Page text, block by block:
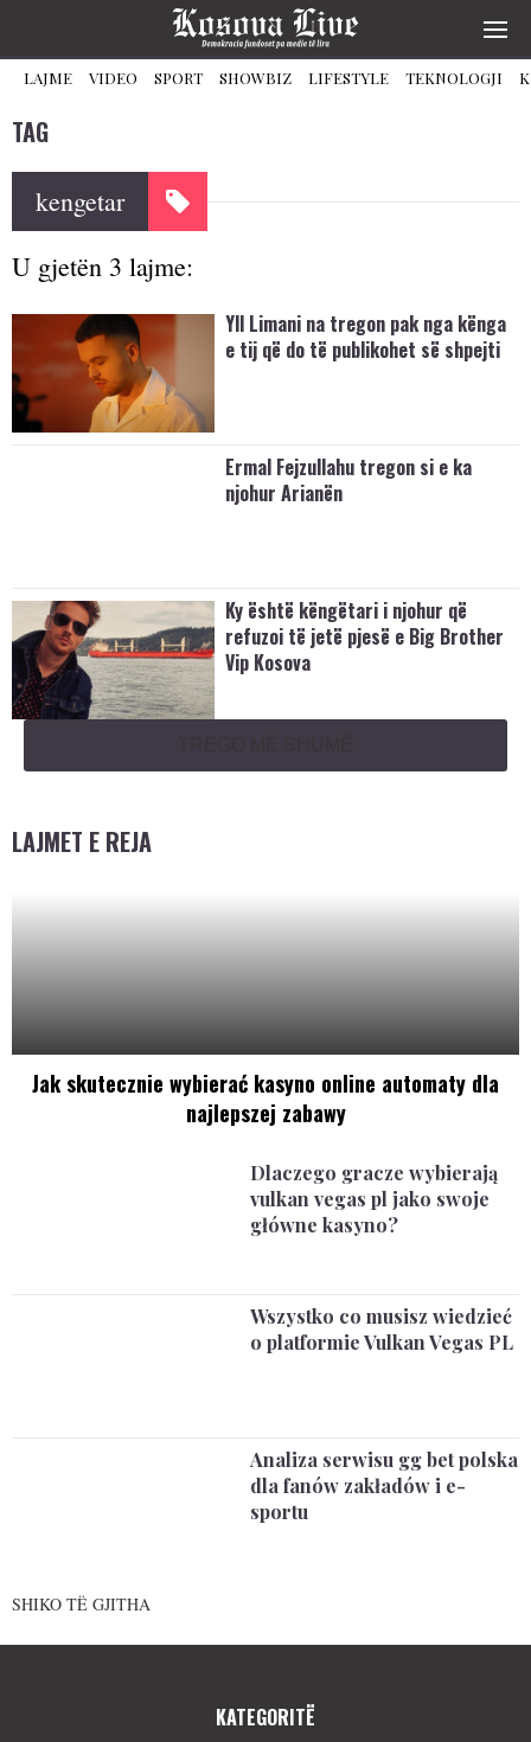
LAJME VIDEO SPORT SHOWBIZ LIFESTYLE TEKNOLOGJI
TAG
kengetar
U gjetën 3 lajme:
Yll Limani na tregon pak nga kënga
e tij që do të publikohet së shpejti
Ermal Fejzullahu tregon si e ka
njohur Arianën
Ky është këngëtari i njohur që
refuzoi të jetë pjesë e Big Brother
Vip Kosova
LAJMET E REJA
Jak skutecznie wybierać kasyno online automaty dla
najlepszej zabawy
Dlaczego gracze wybierają
vulkan vegas pl jako swoje
główne kasyno?
Wszystko co musisz wiedzieć
o platformie Vulkan Vegas PL
Analiza serwisu gg bet polska
dla fanów zakładów i e-
sportu
SHIKO TË GJITHA
KATEGORITË